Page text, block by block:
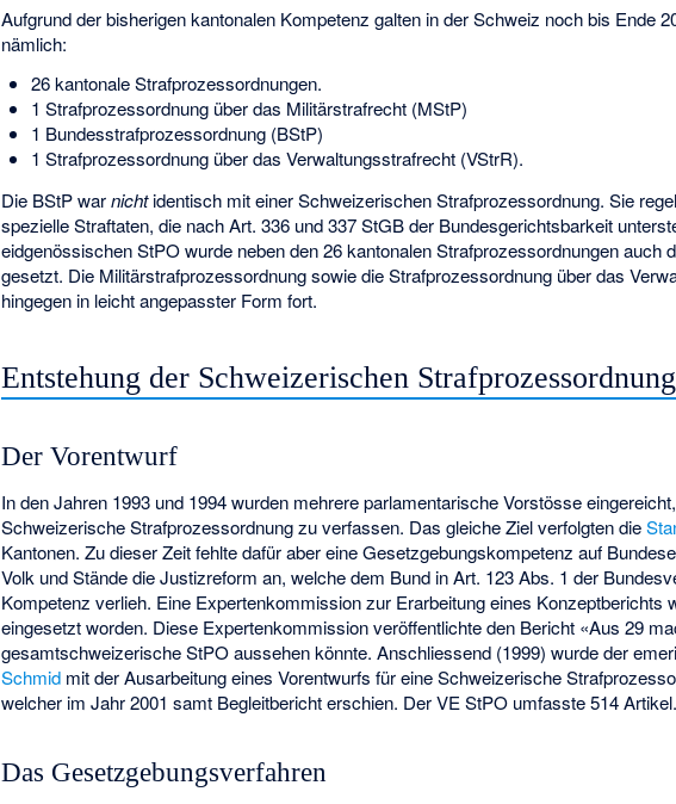
Aufgrund der bisherigen kantonalen Kompetenz galten in der Schweiz noch bis Ende
nämlich:
26 kantonale Strafprozessordnungen.
1 Strafprozessordnung über das Militärstrafrecht (MStP)
1 Bundesstrafprozessordnung (BStP)
1 Strafprozessordnung über das Verwaltungsstrafrecht (VStrR).
Die BStP warnichtidentisch mit einer Schweizerischen Strafprozessordnung. Sie
spezielle Straftaten, die nach Art. 336 und 337 StGB der Bundesgerichtsbarkeit
eidgenössischen StPO wurde neben den 26 kantonalen Strafprozessordnungen auch
gesetzt. Die Militärstrafprozessordnung sowie die Strafprozessordnung über das
hingegen in leicht angepasster Form fort.
Entstehung der Schweizerischen Strafprozessordnung
Der Vorentwurf
In den Jahren 1993 und 1994 wurden mehrere parlamentarische Vorstösse
Schweizerische Strafprozessordnung zu verfassen. Das gleiche Ziel verfolgten die
Kantonen. Zu dieser Zeit fehlte dafür aber eine Gesetzgebungskompetenz auf
Volk und Stände die Justizreform an, welche dem Bund in Art. 123 Abs. 1 der
Kompetenz verlieh. Eine Expertenkommission zur Erarbeitung eines Konzeptberichts
eingesetzt worden. Diese Expertenkommission veröffentlichte den Bericht «Aus 29
gesamtschweizerische StPO aussehen könnte. Anschliessend (1999) wurde der
Schmid mit der Ausarbeitung eines Vorentwurfs für eine Schweizerische
welcher im Jahr 2001 samt Begleitbericht erschien. Der VE StPO umfasste 514 Artikel.
Das Gesetzgebungsverfahren